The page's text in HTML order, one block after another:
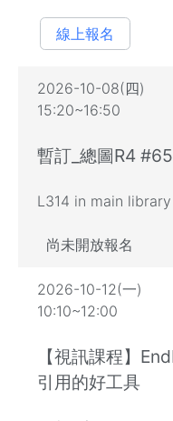
線上報名
2026-10-08(四)
15:20~16:50
暫訂_總圖R4
L314 in main library
尚未開放報名
2026-10-12(一)
10:10~12:00
【視訊課程】
引用的好工具